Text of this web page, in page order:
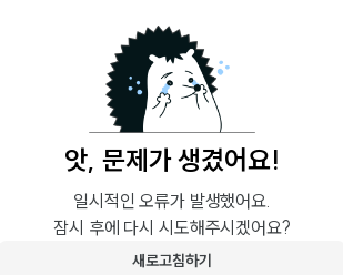
앗, 문제가 생겼어요!
일시적인 오류가 발생했어요.
잠시 후에 다시 시도해주시겠어요?
새로고침하기